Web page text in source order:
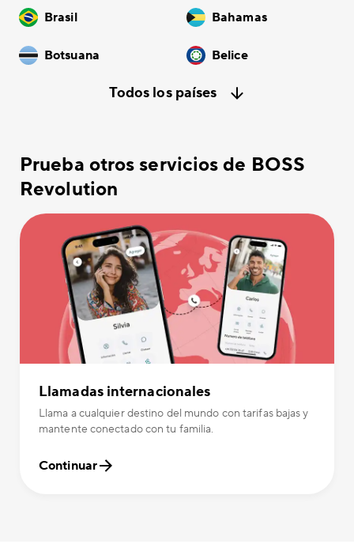
Brasil Bahamas
Botsuana Belice
Todos los países
Prueba otros servicios de BOSS
Revolution
Llamadas internacionales
Llama a cualquier destino del mundo con tarifas bajas y
mantente conectado con tu familia.
Continuar